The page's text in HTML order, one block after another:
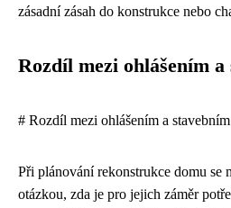
zásadní zásah do konstrukce nebo
Rozdíl mezi ohlášením
# Rozdíl mezi ohlášením a
Při plánování rekonstrukce domu se
otázkou, zda je pro jejich záměr